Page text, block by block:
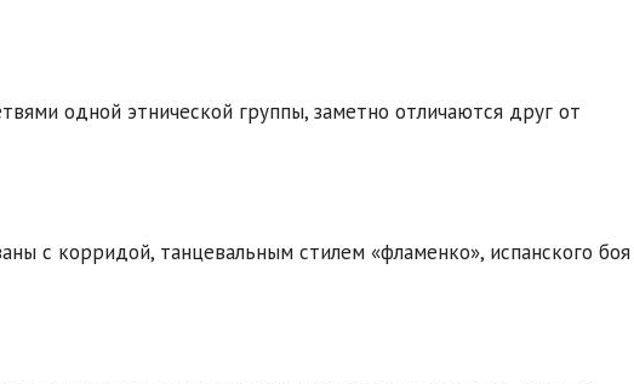
одной этнической группы, заметно отличаются друг от
с корридой, танцевальным стилем «фламенко», испанского боя